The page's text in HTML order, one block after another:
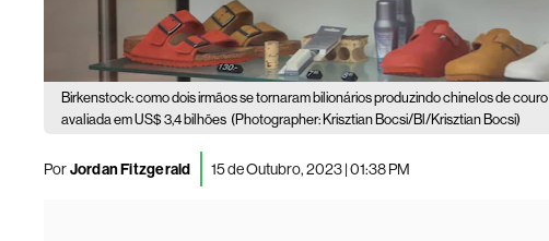
Birkenstock: como dois irmãos se tornaram bilionários produzindo chinelos de couro
avaliada em US$ 3,4 bilhões (Photographer: Krisztian Bocsi/Bl/Krisztian Bocsi)
PorJordan Fitzgerald 15 de Outubro, 2023 | 01:38 PM